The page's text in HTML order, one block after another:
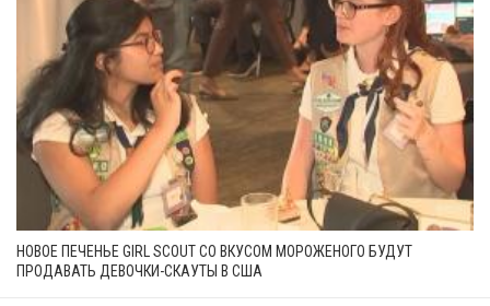
НОВОЕ ПЕЧЕНЬЕ GIRL SCOUT СО ВКУСОМ МОРОЖЕНОГО БУДУТ
ПРОДАВАТЬ ДЕВОЧКИ-СКАУТЫ В США